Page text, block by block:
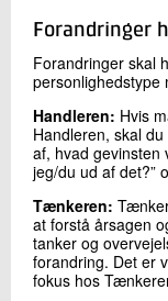
Forandringer
Forandringer skal
personlighedstype
Handleren: Hvis
Handleren, skal
af, hvad gevinsten
jeg/du ud af det?”
Tænkeren:
at forstå årsagen
tanker og
forandring. Det er
fokus hos